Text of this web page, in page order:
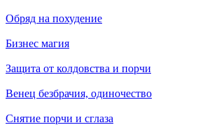
Обряд на похудение
Бизнес магия
Защита от колдовства и порчи
Венец безбрачия, одиночество
Снятие порчи и сглаза